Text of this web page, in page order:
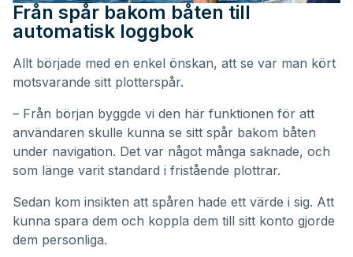
Från spår bakom båten till
automatisk loggbok
Allt började med en enkel önskan, att se var man kört
motsvarande sitt plotterspår.
– Från början byggde vi den här funktionen för att
användaren skulle kunna se sitt spår bakom båten
under navigation. Det var något många saknade, och
som länge varit standard i fristående plottrar.
Sedan kom insikten att spåren hade ett värde i sig. Att
kunna spara dem och koppla dem till sitt konto gjorde
dem personliga.